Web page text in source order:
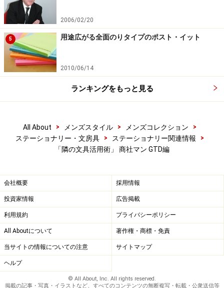
2006/02/20
5 用途広がる全面のりタイプのポスト・イット
2010/06/14
ランキングをもっと見る
All About > メンズスタイル > メンズコレクション
>
ステーショナリー・文房具
> ステーショナリー関連情報
>
「隣の文具活用術」 商社マン GTD編
会社概要 採用情報
投資家情報 広告掲載
利用規約 プライバシーポリシー
All Aboutについて 著作権・商標・免責
当サイトの情報についての注意 サイトマップ
ヘルプ
© All About, Inc. All rights reserved.
掲載の記事・写真・イラストなど、すべてのコンテンツの無断複写・転載・公衆送信等